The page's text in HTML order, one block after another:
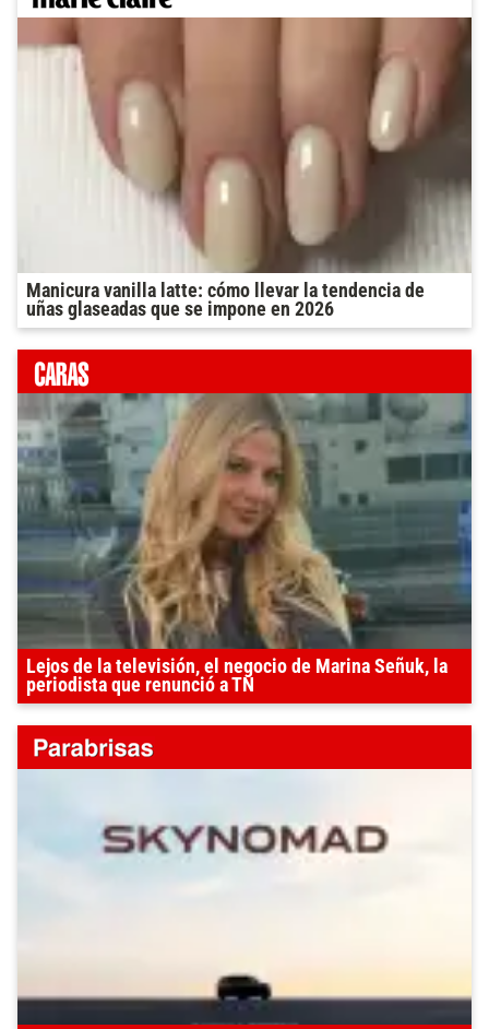
Manicura vanilla latte: cómo llevar la tendencia de
uñas glaseadas que se impone en 2026
Lejos de la televisión, el negocio de Marina Señuk, la
periodista que renunció a TN